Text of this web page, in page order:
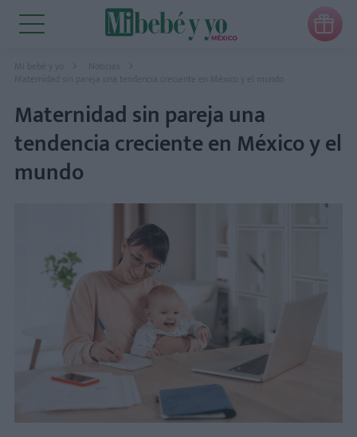

Mi bebé y yo
Noticias
Maternidad sin pareja una tendencia creciente en México y el mundo
Maternidad sin pareja una
tendencia creciente en México y el
mundo